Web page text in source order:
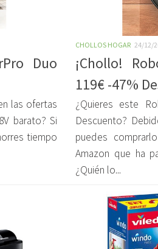
Duo
las ofertas
barato? Si
tiempo
CHOLLOS HOGAR 24/12/
¡Chollo!
119€ -47%
¿Quieres este
Descuento?
puedes
Amazon que ha
¿Quién lo...